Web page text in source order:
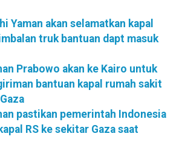
Yaman akan selamatkan kapal
truk bantuan dapt masuk
Prabowo akan ke Kairo untuk
bantuan kapal rumah sakit
pastikan pemerintah Indonesia
RS ke sekitar Gaza saat